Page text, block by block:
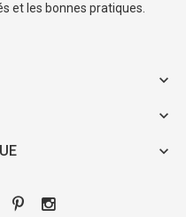
et les bonnes pratiques.